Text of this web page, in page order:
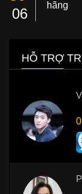
06
hãng
HỖ TRỢ